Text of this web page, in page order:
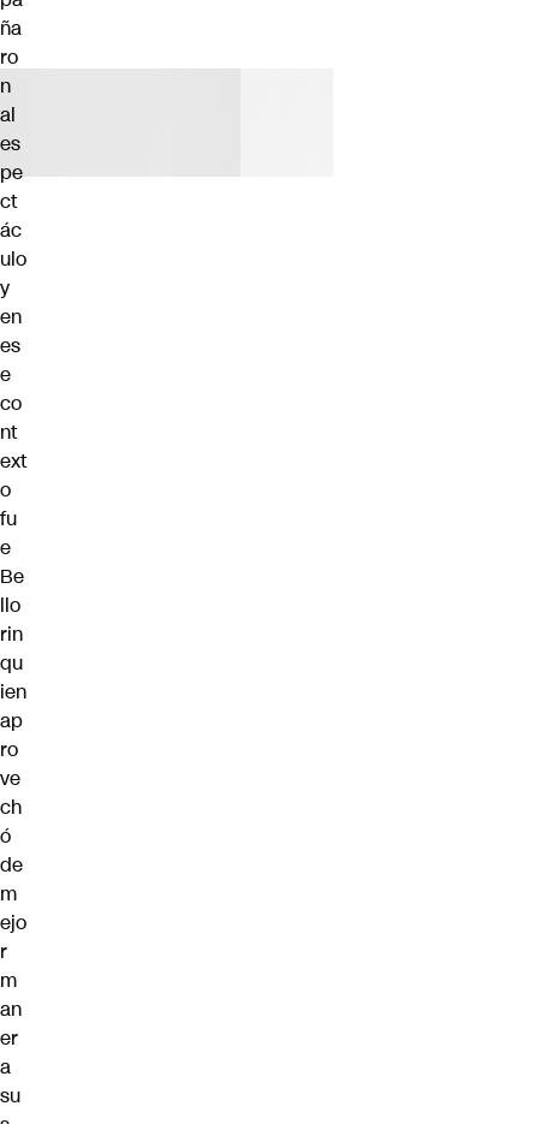
ña
ro
n
al
es
pe
ct
ác
ulo
y
en
es
e
co
nt
ext
o
fu
e
Be
llo
rin
qu
ien
ap
ro
ve
ch
ó
de
m
ejo
r
m
an
er
a
su